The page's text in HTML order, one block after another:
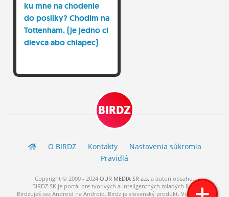
ku mne na chodenie
do posilky? Chodim na
Tottenham. (je jedno ci
dievca abo chlapec)
BIRDZ
O BIRDZ Kontakty
Nastavenia súkromia
Pravidlá
Copyright © 2000 - 2024 OUR MEDIA SR a.s. a autori obsahu.
BIRDZ.SK je portál pre tvorivých a inteligentných mladých ľudí.
Birdzuješ cez Android na Android. Birdz je slovenský produkt. Vytvorené s